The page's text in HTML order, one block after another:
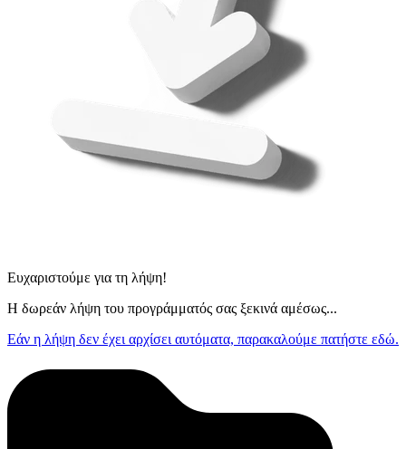
Ευχαριστούμε για τη λήψη!
Η δωρεάν λήψη του προγράμματός σας ξεκινά αμέσως...
Εάν η λήψη δεν έχει αρχίσει αυτόματα, παρακαλούμε πατήστε εδώ.